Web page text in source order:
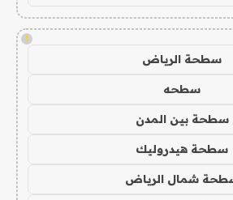
!
سطحة الرياض
سطحه
سطحة بين المدن
سطحة هيدروليك
شمال الرياض